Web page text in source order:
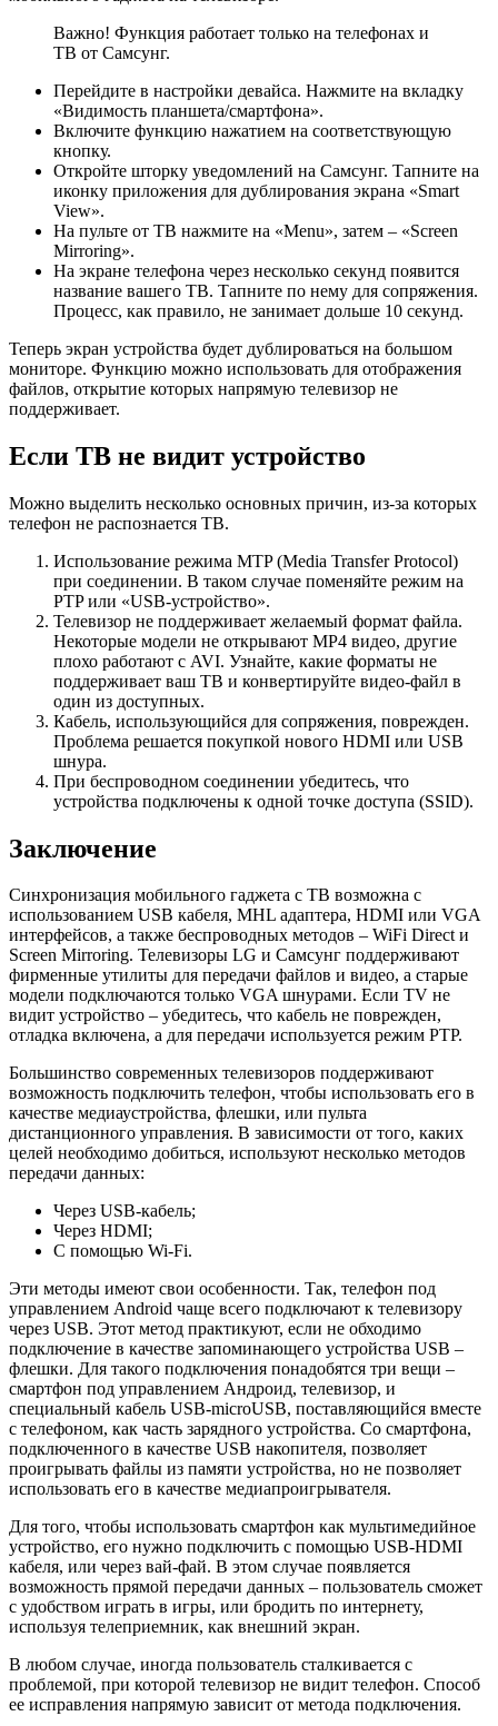
Важно! Функция работает только на телефонах и
ТВ от Самсунг.
Перейдите в настройки девайса. Нажмите на вкладку
«Видимость планшета/смартфона».
Включите функцию нажатием на соответствующую
кнопку.
Откройте шторку уведомлений на Самсунг. Тапните на
иконку приложения для дублирования экрана «Smart
View».
На пульте от ТВ нажмите на «Menu», затем – «Screen
Mirroring».
На экране телефона через несколько секунд появится
название вашего ТВ. Тапните по нему для сопряжения.
Процесс, как правило, не занимает дольше 10 секунд.
Теперь экран устройства будет дублироваться на большом
мониторе. Функцию можно использовать для отображения
файлов, открытие которых напрямую телевизор не
поддерживает.
Если ТВ не видит устройство
Можно выделить несколько основных причин, из-за которых
телефон не распознается ТВ.
Использование режима MTP (Media Transfer Protocol)
при соединении. В таком случае поменяйте режим на
PTP или «USB-устройство».
Телевизор не поддерживает желаемый формат файла.
Некоторые модели не открывают MP4 видео, другие
плохо работают с AVI. Узнайте, какие форматы не
поддерживает ваш ТВ и конвертируйте видео-файл в
один из доступных.
Кабель, использующийся для сопряжения, поврежден.
Проблема решается покупкой нового HDMI или USB
шнура.
При беспроводном соединении убедитесь, что
устройства подключены к одной точке доступа (SSID).
Заключение
Синхронизация мобильного гаджета с ТВ возможна с
использованием USB кабеля, MHL адаптера, HDMI или VGA
интерфейсов, а также беспроводных методов – WiFi Direct и
Screen Mirroring. Телевизоры LG и Самсунг поддерживают
фирменные утилиты для передачи файлов и видео, а старые
модели подключаются только VGA шнурами. Если TV не
видит устройство – убедитесь, что кабель не поврежден,
отладка включена, а для передачи используется режим PTP.
Большинство современных телевизоров поддерживают
возможность подключить телефон, чтобы использовать его в
качестве медиаустройства, флешки, или пульта
дистанционного управления. В зависимости от того, каких
целей необходимо добиться, используют несколько методов
передачи данных:
Через USB-кабель;
Через HDMI;
С помощью Wi-Fi.
Эти методы имеют свои особенности. Так, телефон под
управлением Android чаще всего подключают к телевизору
через USB. Этот метод практикуют, если не обходимо
подключение в качестве запоминающего устройства USB –
флешки. Для такого подключения понадобятся три вещи –
смартфон под управлением Андроид, телевизор, и
специальный кабель USB-microUSB, поставляющийся вместе
с телефоном, как часть зарядного устройства. Со смартфона,
подключенного в качестве USB накопителя, позволяет
проигрывать файлы из памяти устройства, но не позволяет
использовать его в качестве медиапроигрывателя.
Для того, чтобы использовать смартфон как мультимедийное
устройство, его нужно подключить с помощью USB-HDMI
кабеля, или через вай-фай. В этом случае появляется
возможность прямой передачи данных – пользователь сможет
с удобством играть в игры, или бродить по интернету,
используя телеприемник, как внешний экран.
В любом случае, иногда пользователь сталкивается с
проблемой, при которой телевизор не видит телефон. Способ
ее исправления напрямую зависит от метода подключения.